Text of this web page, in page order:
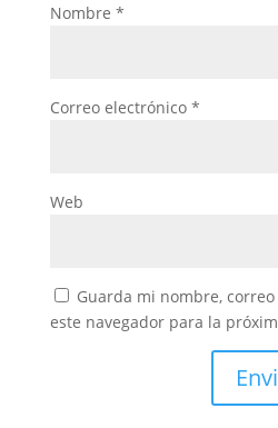
Nombre *
Correo electrónico *
Web
Guarda mi nombre,
este navegador para la